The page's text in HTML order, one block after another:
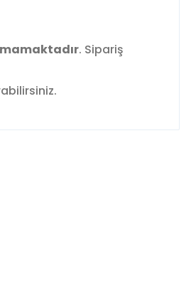
. Sipariş